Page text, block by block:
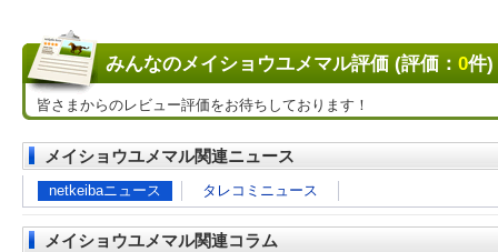
みんなのメイショウユメマル評価 (評価： 0件)
皆さまからのレビュー評価をお待ちしております！
メイショウユメマル関連ニュース
netkeibaニュース タレコミニュース
メイショウユメマル関連コラム